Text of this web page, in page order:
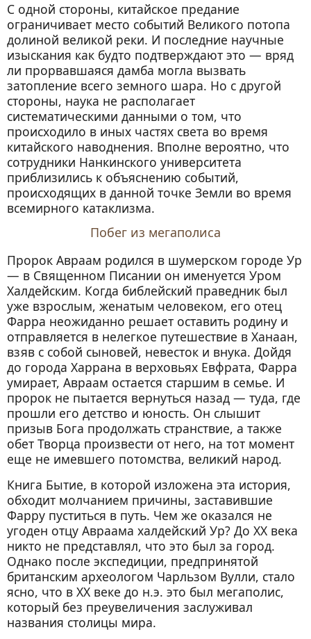
С одной стороны, китайское предание
ограничивает место событий Великого потопа
долиной великой реки. И последние научные
изыскания как будто подтверждают это — вряд
ли прорвавшаяся дамба могла вызвать
затопление всего земного шара. Но с другой
стороны, наука не располагает
систематическими данными о том, что
происходило в иных частях света во время
китайского наводнения. Вполне вероятно, что
сотрудники Нанкинского университета
приблизились к объяснению событий,
происходящих в данной точке Земли во время
всемирного катаклизма.
Побег из мегаполиса
Пророк Авраам родился в шумерском городе Ур
— в Священном Писании он именуется Уром
Халдейским. Когда библейский праведник был
уже взрослым, женатым человеком, его отец
Фарра неожиданно решает оставить родину и
отправляется в нелегкое путешествие в Ханаан,
взяв с собой сыновей, невесток и внука. Дойдя
до города Харрана в верховьях Евфрата, Фарра
умирает, Авраам остается старшим в семье. И
пророк не пытается вернуться назад — туда, где
прошли его детство и юность. Он слышит
призыв Бога продолжать странствие, а также
обет Творца произвести от него, на тот момент
еще не имевшего потомства, великий народ.
Книга Бытие, в которой изложена эта история,
обходит молчанием причины, заставившие
Фарру пуститься в путь. Чем же оказался не
угоден отцу Авраама халдейский Ур? До XX века
никто не представлял, что это был за город.
Однако после экспедиции, предпринятой
британским археологом Чарльзом Вулли, стало
ясно, что в XX веке до н.э. это был мегаполис,
который без преувеличения заслуживал
названия столицы мира.